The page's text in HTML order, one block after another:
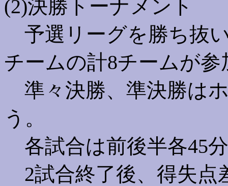
(2)決勝トーナメント
予選リーグを勝ち抜
チームの計8チームが参
準々決勝、準決勝は
う。
各試合は前後半各45
2試合終了後、得失点